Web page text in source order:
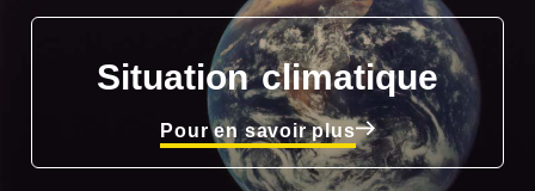
Situation climatique
Pour en savoir plus